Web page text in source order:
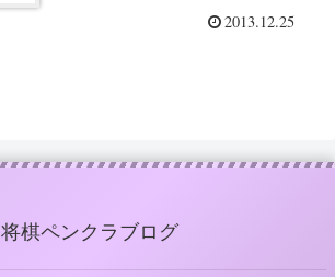
2013.12.25
将棋ペンクラブログ